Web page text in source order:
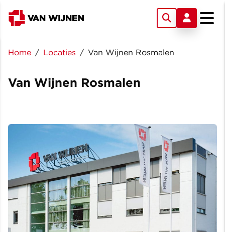
Home / Locaties / Van Wijnen Rosmalen
Van Wijnen Rosmalen